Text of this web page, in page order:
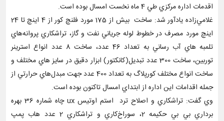
اقدمات اداره مركزي طي 4 ماه نخست امسال بوده است.
غلامي‌زاده يادآور شد: ساخت بيش از 175 مورد فلنچ كور از 4 اينچ تا 24
اينچ مورد مصرف در خطوط لوله جرياني نفت و گاز، تراشكاري پروانه‌هاي
تلمبه هاي آب رساني به تعداد 46 عدد، ساخت 8 عدد انواع استرينر
توربين، ساخت 300 عدد تبديل(كانكتور) ابزار دقيق در سايز هاي مختلف و
ساخت انواع مختلف كورپلاگ به تعداد 400 عدد جهت مبدل‌هاي حرارتي از
جمله اقدامات اين اداره از ابتداي امسال تاكنون بوده است.
وي گفت: تراشكاري و اصلاح ترد استم اوتيس ux چاه شماره 36 بهره
برداري بي بي حكيمه 2، سوراخ‌كاري و تراشكاري 2 عدد هاب پمپ